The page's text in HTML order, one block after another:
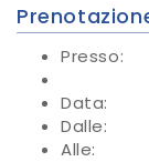
Presso:
Data:
Dalle:
Alle: